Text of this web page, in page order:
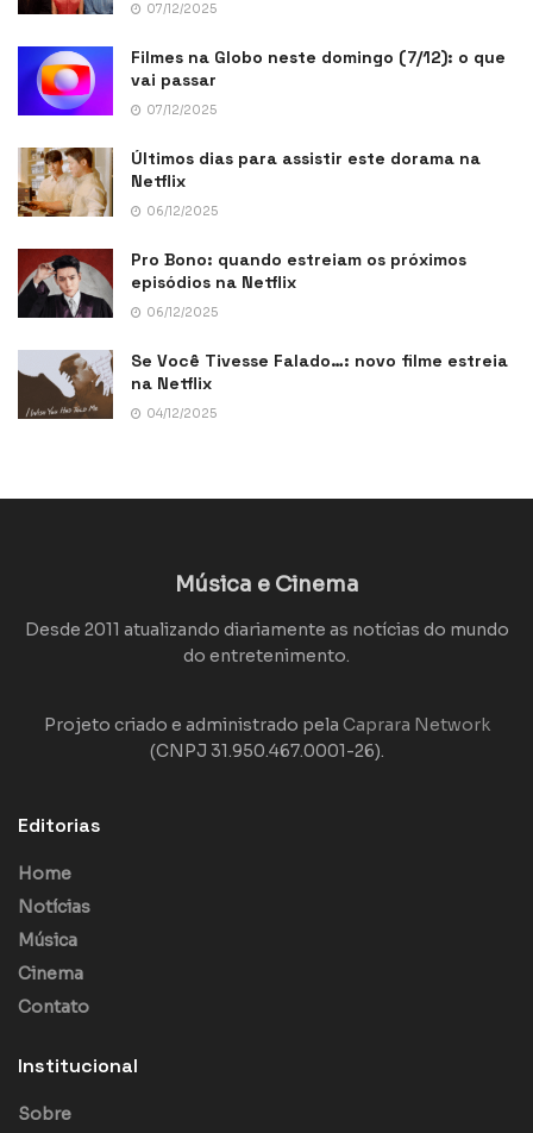
07/12/2025
Filmes na Globo neste domingo (7/12): o que
vai passar
07/12/2025
Últimos dias para assistir este dorama na
Netflix
06/12/2025
Pro Bono: quando estreiam os próximos
episódios na Netflix
06/12/2025
Se Você Tivesse Falado…: novo filme estreia
na Netflix
04/12/2025
Música e Cinema
Desde 2011 atualizando diariamente as notícias do mundo
do entretenimento.
Projeto criado e administrado pela Caprara Network
(CNPJ 31.950.467.0001-26).
Editorias
Home
Notícias
Música
Cinema
Contato
Institucional
Sobre